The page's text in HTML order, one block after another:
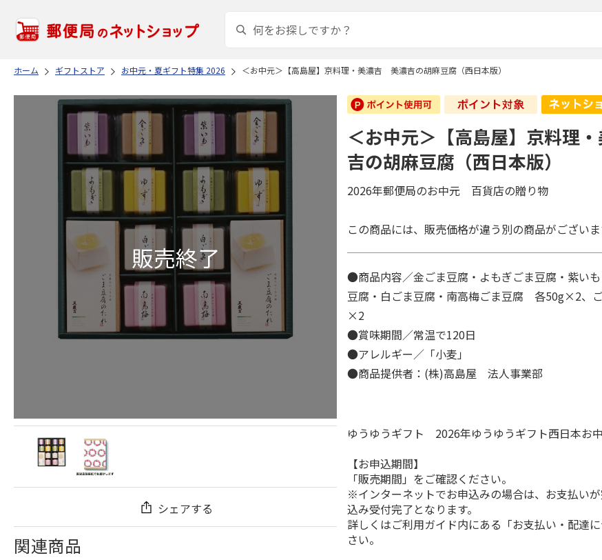
ホーム ギフトストア お中元・夏ギフト特集 2026 ＜お中元＞【高島屋】京料理・美濃吉 美濃吉の胡麻豆腐（西日本版）
シェアする
関連商品
＜お中元＞【高島屋】京料理
吉の胡麻豆腐（西日本版）
2026年郵便局のお中元 百貨店の贈り物
この商品には、販売価格が違う別の商品がございま
●商品内容／金ごま豆腐・よもぎごま豆腐・紫い
豆腐・白ごま豆腐・南高梅ごま豆腐 各50g×2、
×2
●賞味期間／常温で120日
●アレルギー／「小麦」
●商品提供者：(株)高島屋 法人事業部
ゆうゆうギフト 2026年ゆうゆうギフト西日本お
【お申込期間】
「販売期間」をご確認ください。
※インターネットでお申込みの場合は、お支払い
込み受付完了となります。
詳しくはご利用ガイド内にある「お支払い・配達
さい。